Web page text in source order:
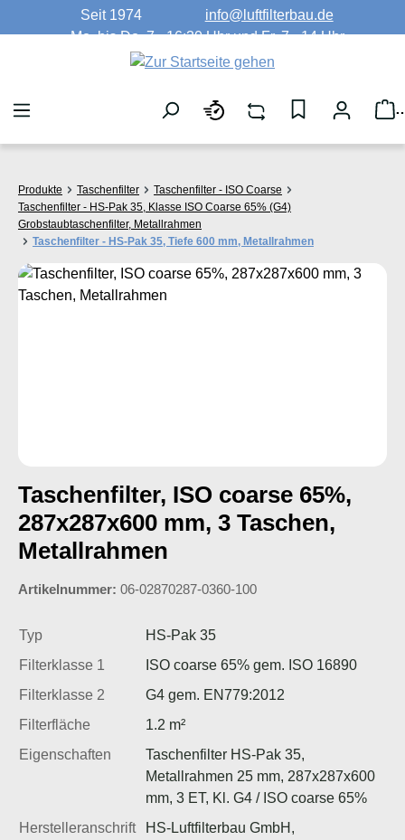
Zum Hauptinhalt springen
Seit 1974
info@luftfilterbau.de
Mo. bis Do. 7 - 16:30 Uhr und Fr. 7 - 14 Uhr
Produkte Taschenfilter
Taschenfilter - ISO Coarse
Taschenfilter - HS-Pak 35, Klasse ISO Coarse 65% (G4)
Grobstaubtaschenfilter, Metallrahmen
Taschenfilter - HS-Pak 35, Tiefe 600 mm, Metallrahmen
Bildergalerie überspringen
Taschenfilter, ISO coarse 65%,
287x287x600 mm, 3 Taschen,
Metallrahmen
Artikelnummer: 06-02870287-0360-100
Typ
HS-Pak 35
Filterklasse 1
ISO coarse 65% gem. ISO 16890
Filterklasse 2
G4 gem. EN779:2012
Filterfläche
1.2 m²
Eigenschaften
Taschenfilter HS-Pak 35,
Metallrahmen 25 mm, 287x287x600
mm, 3 ET, Kl. G4 / ISO coarse 65%
Herstelleranschrift
HS-Luftfilterbau GmbH,